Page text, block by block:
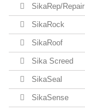
SikaRep/Repair
SikaRock
SikaRoof
Sika Screed
SikaSeal
SikaSense